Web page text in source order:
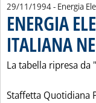
29/11/1994- Energia
ENERGIA
ITALIANA
La tabella ripresa da
Staffetta Quotidiana